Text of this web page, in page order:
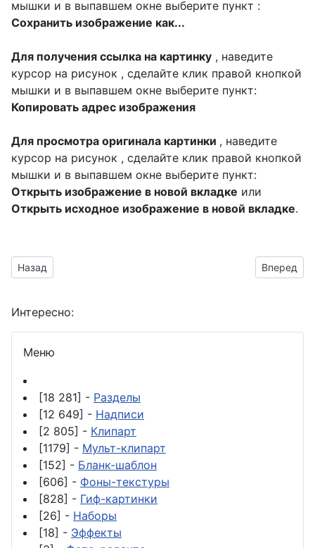
мышки и в выпавшем окне выберите пункт :
Сохранить изображение как...
Для получения ссылка на картинку , наведите
курсор на рисунок , сделайте клик правой кнопкой
мышки и в выпавшем окне выберите пункт:
Копировать адрес изображения
Для просмотра оригинала картинки , наведите
курсор на рисунок , сделайте клик правой кнопкой
мышки и в выпавшем окне выберите пункт:
Открыть изображение в новой вкладке или
Открыть исходное изображение в новой вкладке.
Предыдущий материал: сделать поздравления к дате 13 лет
Назад Вперед
Интересно:
Меню
[18 281] - Разделы
[12 649] - Надписи
[2 805] - Клипарт
[1179] - Мульт-клипарт
[152] - Бланк-шаблон
[606] - Фоны-текстуры
[828] - Гиф-картинки
[26] - Наборы
[18] - Эффекты